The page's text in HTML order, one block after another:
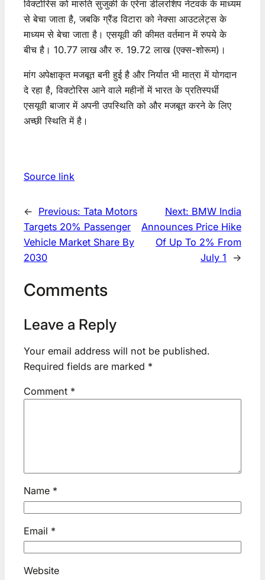
विक्टोरिस को मारुति सुजुकी के एरेना डीलरशिप नेटवर्क के माध्यम
से बेचा जाता है, जबकि ग्रैंड विटारा को नेक्सा आउटलेट्स के
माध्यम से बेचा जाता है। एसयूवी की कीमत वर्तमान में रुपये के
बीच है। 10.77 लाख और रु. 19.72 लाख (एक्स-शोरूम)।
मांग अपेक्षाकृत मजबूत बनी हुई है और निर्यात भी मात्रा में योगदान
दे रहा है, विक्टोरिस आने वाले महीनों में भारत के प्रतिस्पर्धी
एसयूवी बाजार में अपनी उपस्थिति को और मजबूत करने के लिए
अच्छी स्थिति में है।
Source link
← Previous: Tata Motors
Targets 20% Passenger
Vehicle Market Share By
2030
Next: BMW India
Announces Price Hike
Of Up To 2% From
July 1
→
Comments
Leave a Reply
Your email address will not be published.
Required fields are marked *
Comment *
Name *
Email *
Website